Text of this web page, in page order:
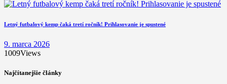
Letný futbalový kemp čaká tretí ročník! Prihlasovanie je spustené
9. marca 2026
1009Views
Najčítanejšie články